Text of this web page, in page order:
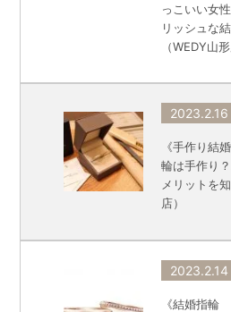
っこいい女
リッシュな
（WEDY山形
2023.2.16
《手作り結
輪は手作り
メリットを
店）
2023.2.14
《結婚指輪